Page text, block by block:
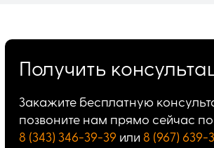
Получить
Закажите бесплатную
позвоните нам прямо сейчас
8 (343) 346-39-39 или 8 (967) 639-